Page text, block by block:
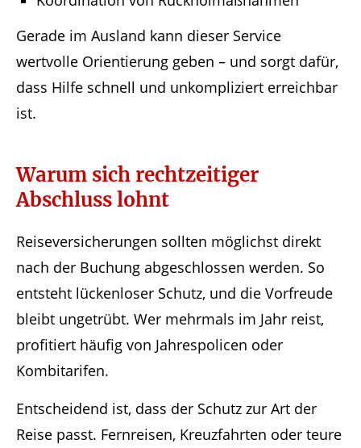
Gerade im Ausland kann dieser Service
wertvolle Orientierung geben – und sorgt dafür,
dass Hilfe schnell und unkompliziert erreichbar
ist.
Warum sich rechtzeitiger
Abschluss lohnt
Reiseversicherungen sollten möglichst direkt
nach der Buchung abgeschlossen werden. So
entsteht lückenloser Schutz, und die Vorfreude
bleibt ungetrübt. Wer mehrmals im Jahr reist,
profitiert häufig von Jahrespolicen oder
Kombitarifen.
Entscheidend ist, dass der Schutz zur Art der
Reise passt. Fernreisen, Kreuzfahrten oder teure